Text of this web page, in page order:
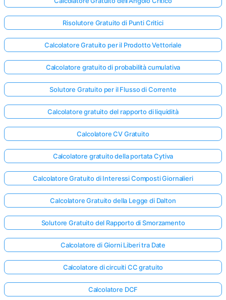
Risolutore Gratuito di Punti Critici
Calcolatore Gratuito per il Prodotto Vettoriale
Calcolatore gratuito di probabilità cumulativa
Solutore Gratuito per il Flusso di Corrente
Calcolatore gratuito del rapporto di liquidità
Calcolatore CV Gratuito
Calcolatore gratuito della portata Cytiva
Calcolatore Gratuito di Interessi Composti Giornalieri
Calcolatore Gratuito della Legge di Dalton
Solutore Gratuito del Rapporto di Smorzamento
Calcolatore di Giorni Liberi tra Date
Calcolatore di circuiti CC gratuito
Calcolatore DCF